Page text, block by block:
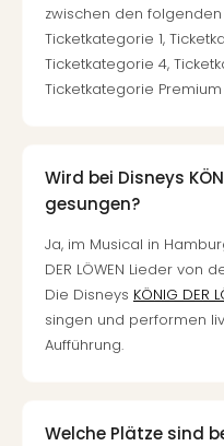
zwischen den
Ticketkategorie 1,
Ticketkategorie 4,
Ticketkategorie Premium
Wird bei Disneys
gesungen?
Ja, im Musical in
DER LÖWEN Lieder von
Die Disneys KÖNIG DER
singen und performen
Aufführung.
Welche Plätze sind